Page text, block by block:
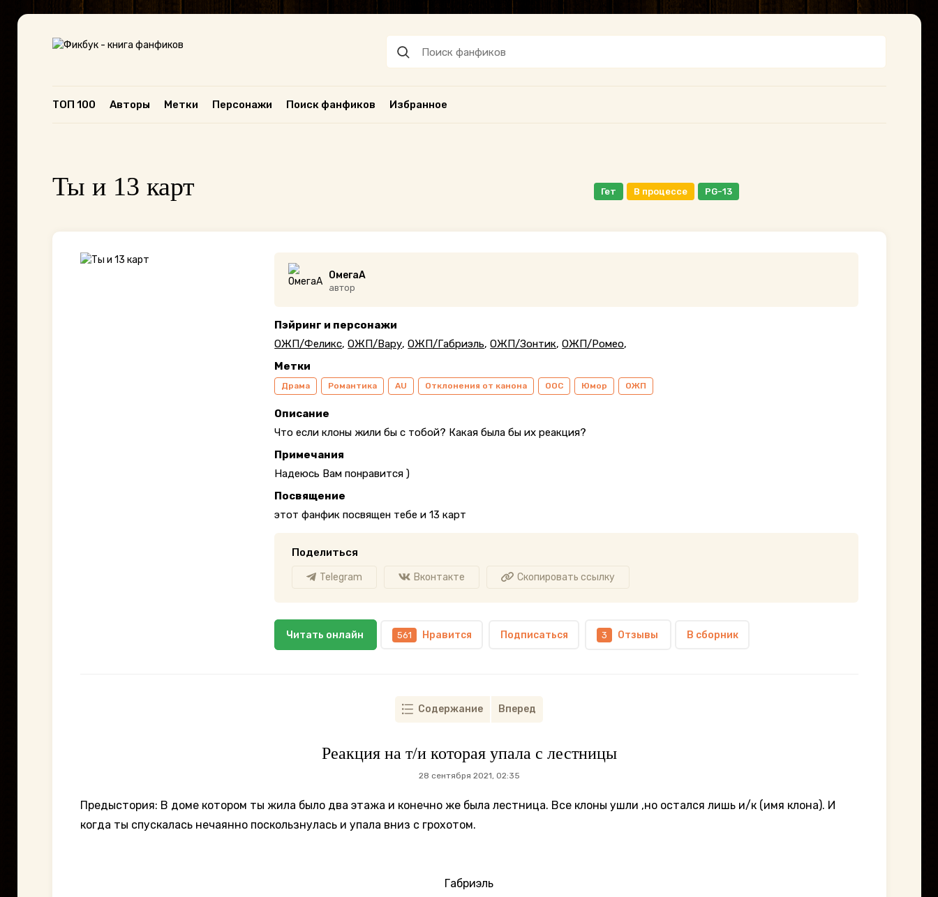
ТОП 100 Авторы Метки Персонажи Поиск фанфиков Избранное
Ты и 13 карт Гет В процессе PG-13
ОмегаА
автор
Пэйринг и персонажи
ОЖП/Феликс,ОЖП/Вару,ОЖП/Габриэль,ОЖП/Зонтик,ОЖП/Ромео,
Метки
Драма Романтика AU Отклонения от канона ООС Юмор ОЖП
Описание
Что если клоны жили бы с тобой? Какая была бы их реакция?
Примечания
Надеюсь Вам понравится )
Посвящение
этот фанфик посвящен тебе и 13 карт
Поделиться
Telegram Вконтакте Скопировать ссылку
Читать онлайн 561 Нравится Подписаться 3 Отзывы В сборник
Содержание Вперед
Реакция на т/и которая упала с лестницы
28 сентября 2021, 02:35
Предыстория: В доме котором ты жила было два этажа и конечно же была лестница. Все клоны ушли ,но остался лишь и/к (имя клона). И
когда ты спускалась нечаянно поскользнулась и упала вниз с грохотом.
Габриэль